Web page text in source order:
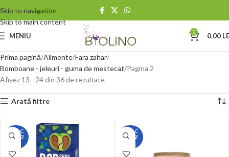
Skip to navigation
Skip to main content
MENIU 0 0.00
Prima pagină Alimente Fara zahar
Bomboane - jeleuri - guma de mestecat Pagina 2
Afișez 13 - 24 din 36 de rezultate
Arată filtre
STOC
EPUIZ
STOC
EPUIZ